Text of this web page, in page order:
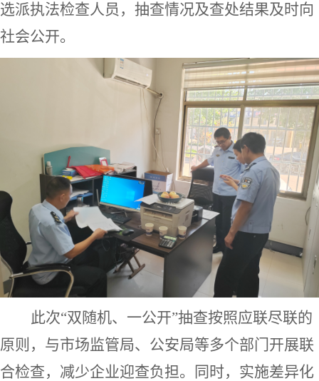
选派执法检查人员，抽查情况及查处结果及时向
社会公开。
此次“双随机、一公开”抽查按照应联尽联的
原则，与市场监管局、公安局等多个部门开展联
合检查，减少企业迎查负担。同时， 实施差异化